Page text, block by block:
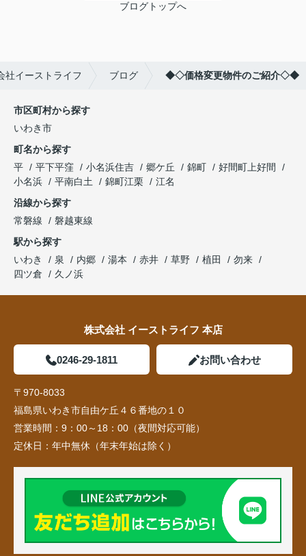
ブログトップへ
社イーストライフ ブログ ◆◇価格変更物件のご紹介◇◆
市区町村から探す
いわき市
町名から探す
平
平下平窪 小名浜住吉 郷ケ丘 錦町
好間町上好間
小名浜
平南白土 錦町江栗
江名
沿線から探す
常磐線
磐越東線
駅から探す
いわき
泉 内郷 湯本 赤井 草野 植田
勿来
四ツ倉
久ノ浜
株式会社 イーストライフ 本店
0246-29-1811 お問い合わせ
〒970-8033
福島県いわき市自由ケ丘４６番地の１０
営業時間： 9：00～18：00（夜間対応可能）
定休日： 年中無休（年末年始は除く）